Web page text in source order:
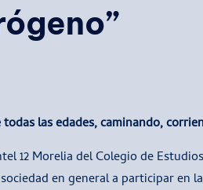
las edades, caminando,
12 Morelia del Colegio de
en general a participar en